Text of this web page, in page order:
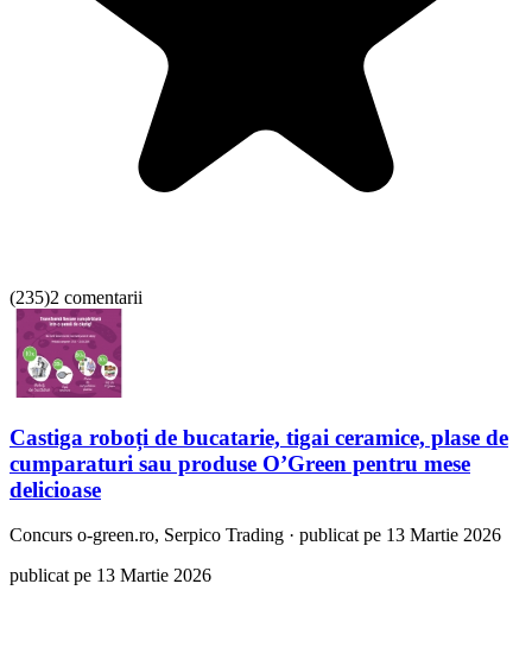
(235)2 comentarii
Castiga roboți de bucatarie, tigai ceramice, plase de
cumparaturi sau produse O’Green pentru mese
delicioase
Concurs o-green.ro, Serpico Trading · publicat pe 13 Martie 2026
publicat pe 13 Martie 2026